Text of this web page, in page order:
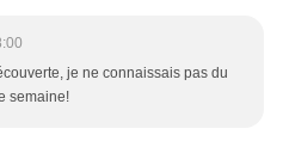
je ne connaissais pas du
semaine!